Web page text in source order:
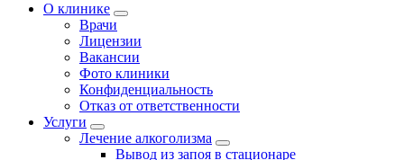
О клинике
Врачи
Лицензии
Вакансии
Фото клиники
Конфиденциальность
Отказ от ответственности
Услуги
Лечение алкоголизма
Вывод из запоя в стационаре